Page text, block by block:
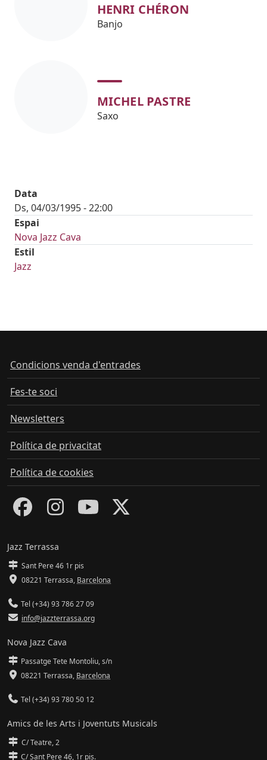
HENRI CHÉRON
Banjo
MICHEL PASTRE
Saxo
Data
Ds, 04/03/1995 - 22:00
Espai
Nova Jazz Cava
Estil
Jazz
Condicions venda d'entrades
Fes-te soci
Newsletters
Política de privacitat
Política de cookies
Jazz Terrassa
Sant Pere 46 1r pis
08221 Terrassa, Barcelona
Tel (+34) 93 786 27 09
info@jazzterrassa.org
Nova Jazz Cava
Passatge Tete Montoliu, s/n
08221 Terrassa, Barcelona
Tel (+34) 93 780 50 12
Amics de les Arts i Joventuts Musicals
C/ Teatre, 2
C/ Sant Pere 46, 1r pis.